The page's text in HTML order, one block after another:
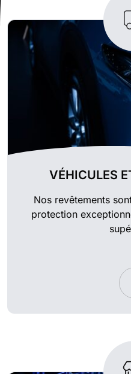
VÉHICULES
Nos revêtements
protection